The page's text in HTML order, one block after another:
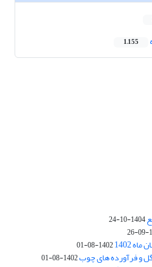
1,155
1404-10-24
1402
1402-08-01
و فرآورده های چوب1402-08-01